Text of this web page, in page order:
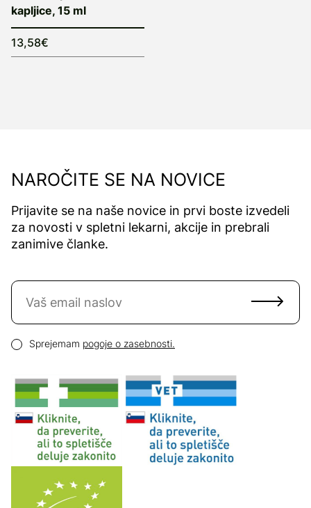
kapljice, 15 ml
13,58€
NAROČITE SE NA NOVICE
Prijavite se na naše novice in prvi boste izvedeli
za novosti v spletni lekarni, akcije in prebrali
zanimive članke.
Naročite se na novice
Pogoji zasebnosti
Sprejemam pogoje o zasebnosti.